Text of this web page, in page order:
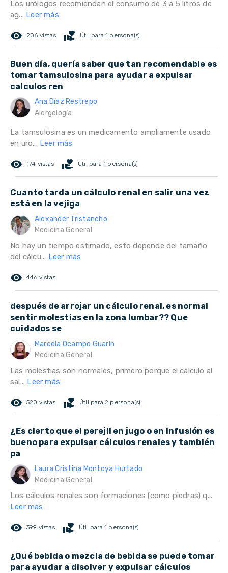
Los urólogos recomiendan el consumo de 3 a 5 litros de
ag... Leer más
remove_red_eye 206 vistas volunteer_activism Útil para 1 persona(s)
Buen día, quería saber que tan recomendable es
tomar tamsulosina para ayudar a expulsar
calculos ren
Ana Díaz Restrepo
Alergología
La tamsulosina es un medicamento ampliamente usado
en uro... Leer más
remove_red_eye 174 vistas volunteer_activism Útil para 1 persona(s)
Cuanto tarda un cálculo renal en salir una vez
está en la vejiga
Alexander Tristancho
Medicina General
No hay un tiempo estimado, esto depende del tamaño
del cálcu... Leer más
remove_red_eye 446 vistas
después de arrojar un cálculo renal, es normal
sentir molestias en la zona lumbar?? Que
cuidados se
Marcela Ocampo Guarín
Medicina General
Las molestias son normales, primero porque el cálculo al
sal... Leer más
remove_red_eye 520 vistas volunteer_activism Útil para 2 persona(s)
¿Es cierto que el perejil en jugo o en infusión es
bueno para expulsar cálculos renales y también
pa
Laura Cristina Montoya Hurtado
Medicina General
Los cálculos renales son formaciones (como piedras) q...
Leer más
remove_red_eye 399 vistas volunteer_activism Útil para 1 persona(s)
¿Qué bebida o mezcla de bebida se puede tomar
para ayudar a disolver y expulsar cálculos